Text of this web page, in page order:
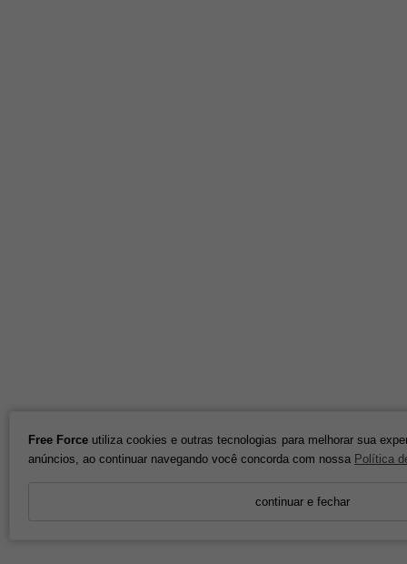
Free Force utiliza cookies e outras tecnologias para melhorar sua
anúncios, ao continuar navegando você concorda com nossa Política
continuar e fechar